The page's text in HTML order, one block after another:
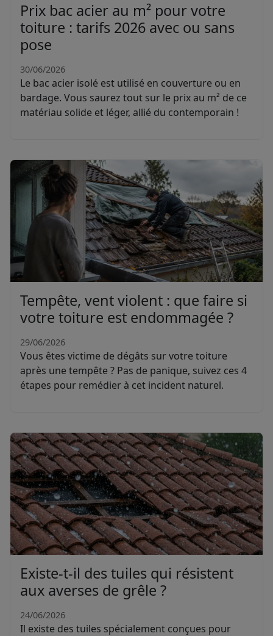
Prix bac acier au m² pour votre
toiture : tarifs 2026 avec ou sans
pose
30/06/2026
Le bac acier isolé est utilisé en couverture ou en
bardage. Vous saurez tout sur le prix au m² de ce
matériau solide et léger, allié du contemporain !
Tempête, vent violent : que faire si
votre toiture est endommagée ?
29/06/2026
Vous êtes victime de dégâts sur votre toiture
après une tempête ? Pas de panique, suivez ces 4
étapes pour remédier à cet incident naturel.
Existe-t-il des tuiles qui résistent
aux averses de grêle ?
24/06/2026
Il existe des tuiles spécialement conçues pour